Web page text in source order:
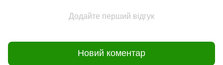
Додайте перший відгук
Новий коментар